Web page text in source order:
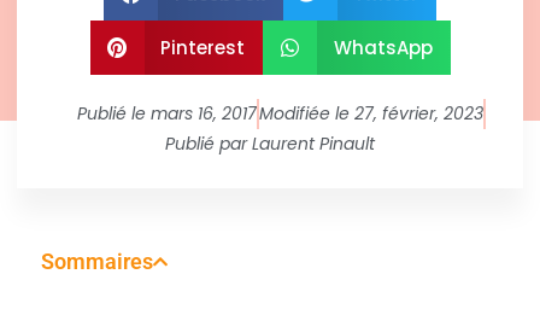
Pinterest WhatsApp
Publié le mars 16, 2017Modifiée le 27, février, 2023
Publié parLaurent Pinault
Sommaires